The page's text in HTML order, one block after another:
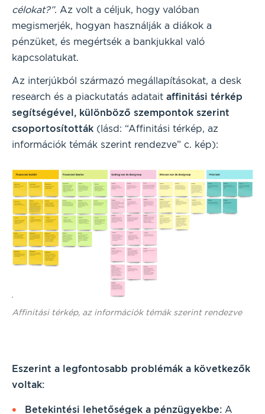
célokat?”. Az volt a céljuk, hogy valóban
megismerjék, hogyan használják a diákok a
pénzüket, és megértsék a bankjukkal való
kapcsolatukat.
Az interjúkból származó megállapításokat, a desk
research és a piackutatás adatait affinitási térkép
segítségével, különböző szempontok szerint
csoportosították (lásd: “Affinitási térkép, az
információk témák szerint rendezve” c. kép):
Affinitási térkép, az információk témák szerint rendezve
Eszerint a legfontosabb problémák a következők
voltak:
Betekintési lehetőségek a pénzügyekbe: A